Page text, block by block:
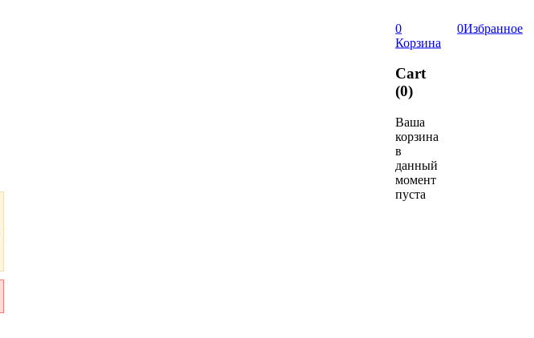
0
Корзина
Cart
(0)
Ваша
корзина
в
данный
момент
пуста
0Избранное